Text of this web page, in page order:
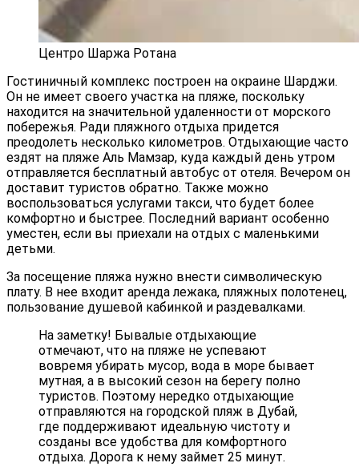
Центро Шаржа Ротана
Гостиничный комплекс построен на окраине Шарджи.
Он не имеет своего участка на пляже, поскольку
находится на значительной удаленности от морского
побережья. Ради пляжного отдыха придется
преодолеть несколько километров. Отдыхающие часто
ездят на пляже Аль Мамзар, куда каждый день утром
отправляется бесплатный автобус от отеля. Вечером он
доставит туристов обратно. Также можно
воспользоваться услугами такси, что будет более
комфортно и быстрее. Последний вариант особенно
уместен, если вы приехали на отдых с маленькими
детьми.
За посещение пляжа нужно внести символическую
плату. В нее входит аренда лежака, пляжных полотенец,
пользование душевой кабинкой и раздевалками.
На заметку! Бывалые отдыхающие
отмечают, что на пляже не успевают
вовремя убирать мусор, вода в море бывает
мутная, а в высокий сезон на берегу полно
туристов. Поэтому нередко отдыхающие
отправляются на городской пляж в Дубай,
где поддерживают идеальную чистоту и
созданы все удобства для комфортного
отдыха. Дорога к нему займет 25 минут.